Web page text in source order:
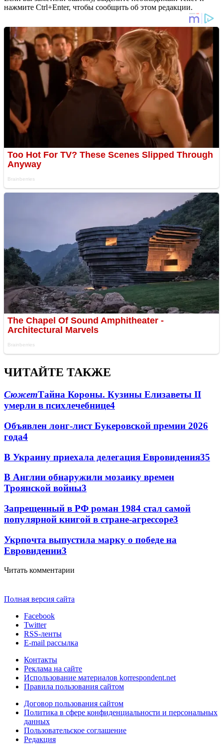
нажмите Ctrl+Enter, чтобы сообщить об этом редакции.
ЧИТАЙТЕ ТАКЖЕ
СюжетТайна Короны. Кузины Елизаветы II
умерли в психлечебнице4
Объявлен лонг-лист Букеровской премии 2026
года4
В Украину приехала делегация Евровидения35
В Англии обнаружили мозаику времен
Троянской войны3
Запрещенный в РФ роман 1984 стал самой
популярной книгой в стране-агрессоре3
Укрпочта выпустила марку о победе на
Евровидении3
Читать комментарии
Полная версия сайта
Facebook
Twitter
RSS-ленты
E-mail рассылка
Контакты
Реклама на сайте
Использование материалов korrespondent.net
Правила пользования сайтом
Договор пользования сайтом
Политика в сфере конфиденциальности и персональных
данных
Пользовательское соглашение
Редакция